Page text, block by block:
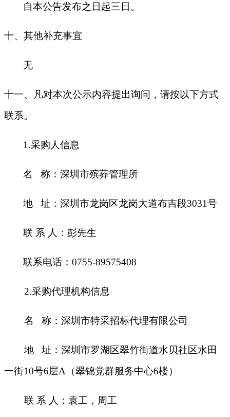
自本公告发布之日起三日。
十、其他补充事宜
无
十一、凡对本次公示内容提出询问，请按以下方式
联系。
1.采购人信息
名 称：深圳市殡葬管理所
地 址：深圳市龙岗区龙岗大道布吉段3031号
联 系 人：彭先生
联系电话：0755-89575408
2.采购代理机构信息
名 称：深圳市特采招标代理有限公司
地 址：深圳市罗湖区翠竹街道水贝社区水田
一街10号6层A（翠锦党群服务中心6楼）
联 系 人：袁工，周工